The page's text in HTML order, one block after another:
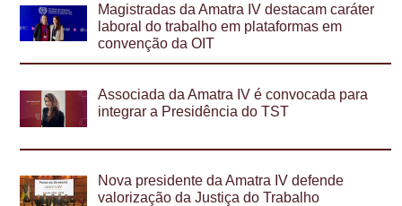
Magistradas da Amatra IV destacam caráter
laboral do trabalho em plataformas em
convenção da OIT
Associada da Amatra IV é convocada para
integrar a Presidência do TST
Nova presidente da Amatra IV defende
valorização da Justiça do Trabalho